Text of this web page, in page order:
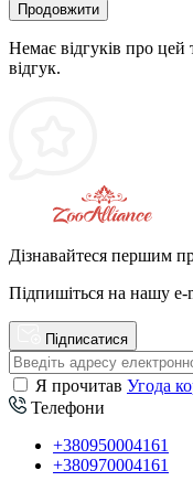
Продовжити
Немає відгуків про цей
відгук.
Дізнавайтеся першим
Підпишіться на нашу e-
Підписатися
Я прочитав Угода
Телефони
+380950004161
+380970004161